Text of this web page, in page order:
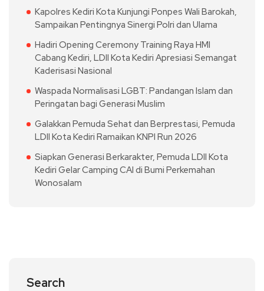
Kapolres Kediri Kota Kunjungi Ponpes Wali Barokah,
Sampaikan Pentingnya Sinergi Polri dan Ulama
Hadiri Opening Ceremony Training Raya HMI
Cabang Kediri, LDII Kota Kediri Apresiasi Semangat
Kaderisasi Nasional
Waspada Normalisasi LGBT: Pandangan Islam dan
Peringatan bagi Generasi Muslim
Galakkan Pemuda Sehat dan Berprestasi, Pemuda
LDII Kota Kediri Ramaikan KNPI Run 2026
Siapkan Generasi Berkarakter, Pemuda LDII Kota
Kediri Gelar Camping CAI di Bumi Perkemahan
Wonosalam
Search